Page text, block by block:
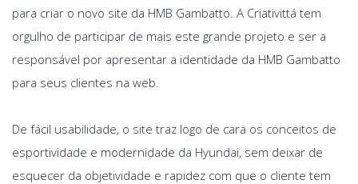
para criar o novo site da HMB Gambatto. A Criativittá tem
orgulho de participar de mais este grande projeto e ser a
responsável por apresentar a identidade da HMB Gambatto
para seus clientes na web.
De fácil usabilidade, o site traz logo de cara os conceitos de
esportividade e modernidade da Hyundai, sem deixar de
esquecer da objetividade e rapidez com que o cliente tem